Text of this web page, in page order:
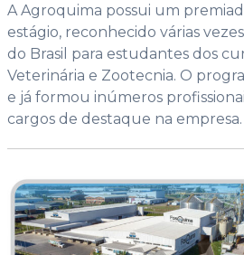
A Agroquima possui um
estágio, reconhecido várias
do Brasil para estudantes dos
Veterinária e Zootecnia. O
e já formou inúmeros
cargos de destaque na empresa.